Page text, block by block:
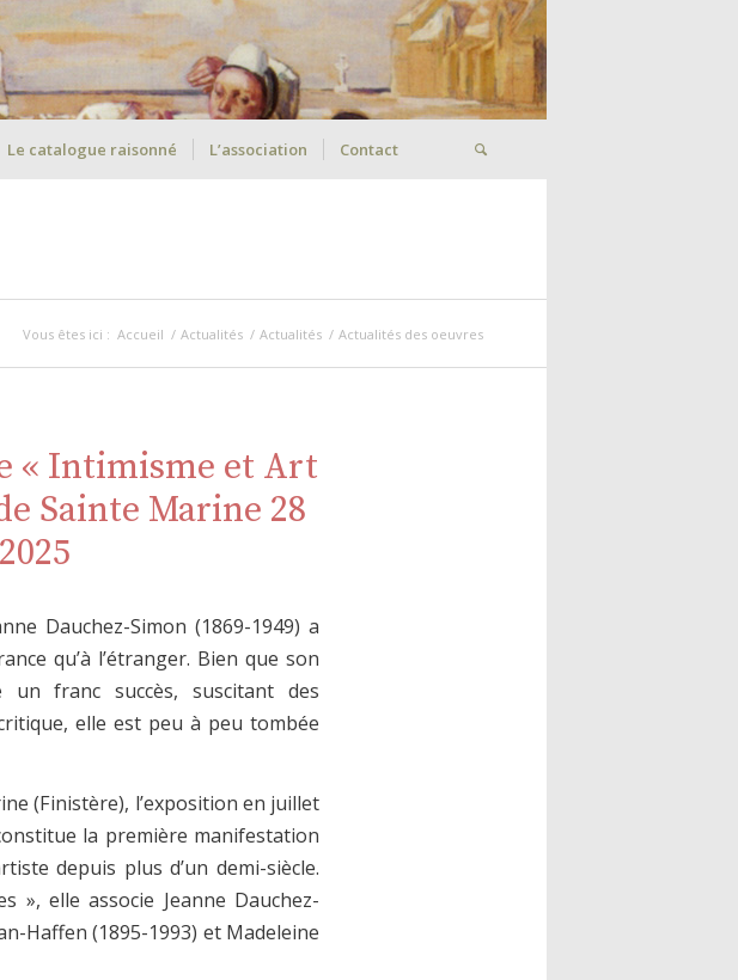
Le catalogue raisonné L’association Contact
Vous êtes ici : Accueil / Actualités / Actualités / Actualités des oeuvres
« Intimisme et Art
Sainte Marine 28
Dauchez-Simon (1869-1949) a
qu’à l’étranger. Bien que son
franc succès, suscitant des
elle est peu à peu tombée
(Finistère), l’exposition en juillet
la première manifestation
depuis plus d’un demi-siècle.
», elle associe Jeanne Dauchez-
Haffen (1895-1993) et Madeleine